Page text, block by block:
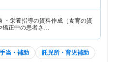
・栄養指導の資料作成（食育の資
矯正中の患者さ…
当・補助 託児所・育児補助